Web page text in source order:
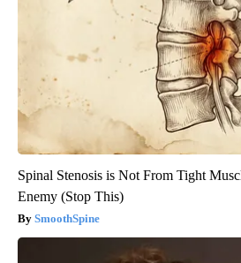
Spinal Stenosis is Not From Tight
Enemy (Stop This)
SmoothSpine